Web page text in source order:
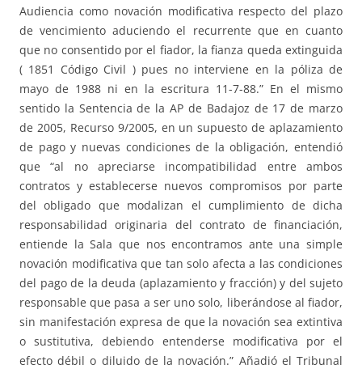
Audiencia como novación modificativa respecto del plazo
de vencimiento aduciendo el recurrente que en cuanto
que no consentido por el fiador, la fianza queda extinguida
( 1851 Código Civil ) pues no interviene en la póliza de
mayo de 1988 ni en la escritura 11-7-88.” En el mismo
sentido la Sentencia de la AP de Badajoz de 17 de marzo
de 2005, Recurso 9/2005, en un supuesto de aplazamiento
de pago y nuevas condiciones de la obligación, entendió
que “al no apreciarse incompatibilidad entre ambos
contratos y establecerse nuevos compromisos por parte
del obligado que modalizan el cumplimiento de dicha
responsabilidad originaria del contrato de financiación,
entiende la Sala que nos encontramos ante una simple
novación modificativa que tan solo afecta a las condiciones
del pago de la deuda (aplazamiento y fracción) y del sujeto
responsable que pasa a ser uno solo, liberándose al fiador,
sin manifestación expresa de que la novación sea extintiva
o sustitutiva, debiendo entenderse modificativa por el
efecto débil o diluido de la novación.” Añadió el Tribunal